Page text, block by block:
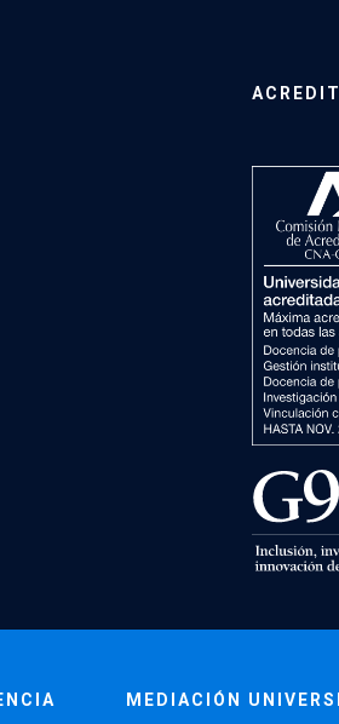
MEDIACIÓN